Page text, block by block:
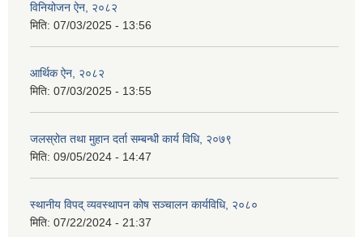
विनियोजन ऐन, २०८२
मिति: 07/03/2025 - 13:56
आर्थिक ऐन, २०८२
मिति: 07/03/2025 - 13:55
जलस्रोत तथा मुहान दर्ता सम्बन्धी कार्य विधि, २०७९
मिति: 09/05/2024 - 14:47
स्थानीय विपद् व्यवस्थापन कोष सञ्चालन कार्यविधि, २०८०
मिति: 07/22/2024 - 21:37